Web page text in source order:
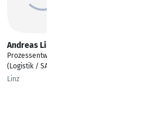
Andreas Lindinger
Prozessentwicklung
(Logistik / SAP)
Linz